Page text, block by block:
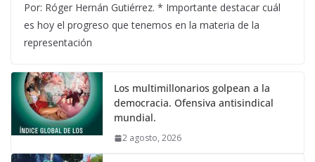
Por: Róger Hernán Gutiérrez. * Importante destacar cuál
es hoy el progreso que tenemos en la materia de la
representación
Los multimillonarios golpean a la
democracia. Ofensiva antisindical
mundial.
2 agosto, 2026